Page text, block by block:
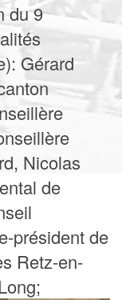
du 9
Gérard
Nicolas
de
président de
Retz-en-